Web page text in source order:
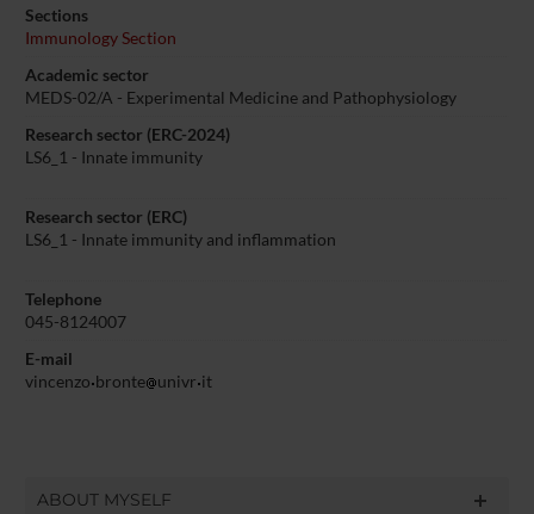
Sections
Immunology Section
Academic sector
MEDS-02/A - Experimental Medicine and Pathophysiology
Research sector (ERC-2024)
LS6_1 - Innate immunity
Research sector (ERC)
LS6_1 - Innate immunity and inflammation
Telephone
045-8124007
E-mail
vincenzo bronte univr it
ABOUT MYSELF